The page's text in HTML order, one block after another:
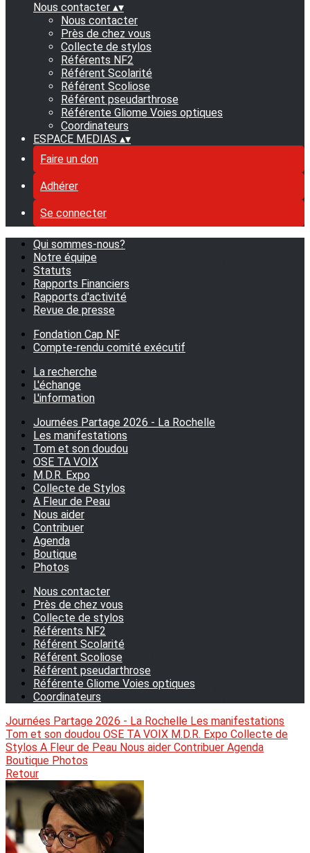
Nous contacter ▴▾
Nous contacter
Près de chez vous
Collecte de stylos
Référents NF2
Référent Scolarité
Référent Scoliose
Référent pseudarthrose
Référente Gliome Voies optiques
Coordinateurs
ESPACE MEDIAS ▴▾
Faire un don
Adhérer
Se connecter
Qui sommes-nous?
Notre équipe
Statuts
Rapports Financiers
Rapports d'activité
Revue de presse
Fondation Cap NF
Compte-rendu comité exécutif
La recherche
L'échange
L'information
Journées Partage 2026 - La Rochelle
Les manifestations
Tom et son doudou
OSE TA VOIX
M.D.R. Expo
Collecte de Stylos
A Fleur de Peau
Nous aider
Contribuer
Agenda
Boutique
Photos
Nous contacter
Près de chez vous
Collecte de stylos
Référents NF2
Référent Scolarité
Référent Scoliose
Référent pseudarthrose
Référente Gliome Voies optiques
Coordinateurs
Journées Partage 2026 - La Rochelle Les manifestations
Tom et son doudou OSE TA VOIX M.D.R. Expo Collecte de
Stylos A Fleur de Peau Nous aider Contribuer Agenda
Boutique Photos
Retour